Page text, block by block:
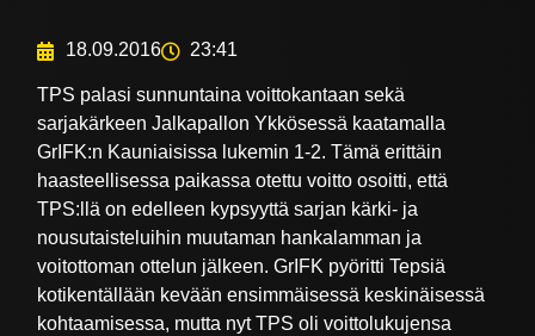
18.09.2016 23:41
TPS palasi sunnuntaina voittokantaan sekä
sarjakärkeen Jalkapallon Ykkösessä kaatamalla
GrIFK:n Kauniaisissa lukemin 1-2. Tämä erittäin
haasteellisessa paikassa otettu voitto osoitti, että
TPS:llä on edelleen kypsyyttä sarjan kärki- ja
nousutaisteluihin muutaman hankalamman ja
voitottoman ottelun jälkeen. GrIFK pyöritti Tepsiä
kotikentällään kevään ensimmäisessä keskinäisessä
kohtaamisessa, mutta nyt TPS oli voittolukujensa